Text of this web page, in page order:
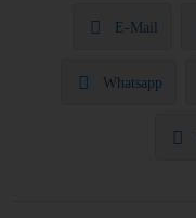
E-Mail
Whatsapp